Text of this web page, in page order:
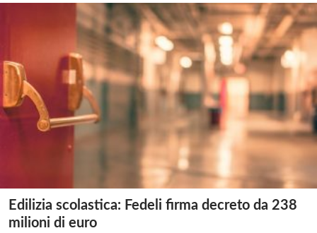
Edilizia scolastica: Fedeli firma decreto da 238
milioni di euro